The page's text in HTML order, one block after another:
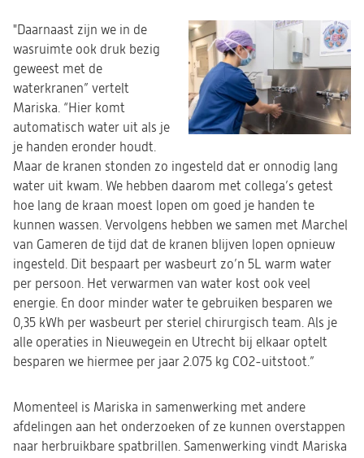
"Daarnaast zijn we in de
wasruimte ook druk bezig
geweest met de
waterkranen” vertelt
Mariska. “Hier komt
automatisch water uit als je
je handen eronder houdt.
Maar de kranen stonden zo ingesteld dat er onnodig lang
water uit kwam. We hebben daarom met collega’s getest
hoe lang de kraan moest lopen om goed je handen te
kunnen wassen. Vervolgens hebben we samen met Marchel
van Gameren de tijd dat de kranen blijven lopen opnieuw
ingesteld. Dit bespaart per wasbeurt zo’n 5L warm water
per persoon. Het verwarmen van water kost ook veel
energie. En door minder water te gebruiken besparen we
0,35 kWh per wasbeurt per steriel chirurgisch team. Als je
alle operaties in Nieuwegein en Utrecht bij elkaar optelt
besparen we hiermee per jaar 2.075 kg CO2-uitstoot.”
Momenteel is Mariska in samenwerking met andere
afdelingen aan het onderzoeken of ze kunnen overstappen
naar herbruikbare spatbrillen. Samenwerking vindt Mariska